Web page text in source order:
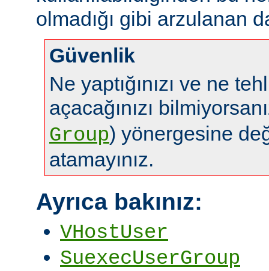
olmadığı gibi arzulanan
Güvenlik
Ne yaptığınızı ve ne
açacağınızı
Group) yönergesine
atamayınız.
Ayrıca bakınız:
VHostUser
SuexecUserGroup